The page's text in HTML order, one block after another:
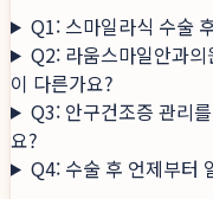
Q1: 스마일라식 수술
Q2: 라움스마일안과
이 다른가요?
Q3: 안구건조증 관리
요?
Q4: 수술 후 언제부터